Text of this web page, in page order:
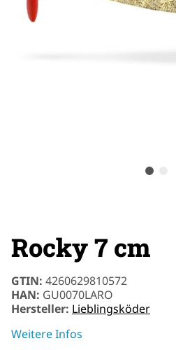
Rocky 7 cm
GTIN: 4260629810572
HAN: GU0070LARO
Hersteller: Lieblingsköder
Weitere Infos